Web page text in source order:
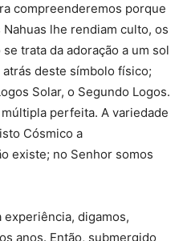
compreenderemos porque
lhe rendiam culto, os
trata da adoração a um sol
deste símbolo físico;
Solar, o Segundo Logos.
perfeita. A variedade
Cósmico a
existe; no Senhor somos
experiência, digamos,
anos. Então, submergido